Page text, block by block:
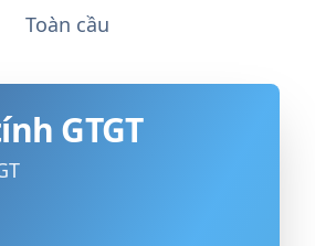
Toàn cầu
GTGT